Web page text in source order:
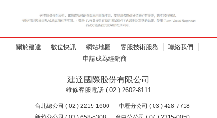
關於建達 數位快訊 網站地圖 客服技術服務
聯絡我們
申請成為經銷商
建達國際股份有限公司
維修客服電話 ( 02 ) 2602-8111
台北總公司 ( 02 ) 2219-1600
中壢分公司 ( 03 ) 428-7718